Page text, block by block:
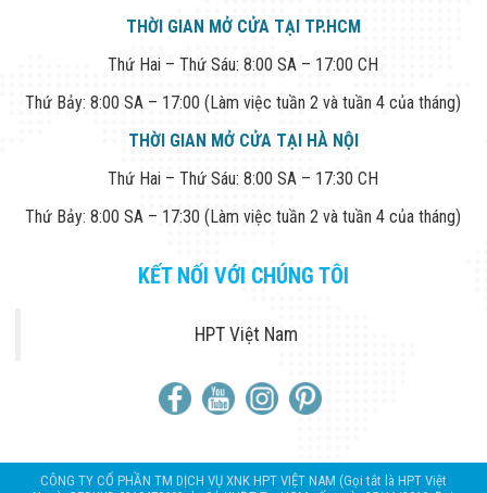
THỜI GIAN MỞ CỬA TẠI TP.HCM
Thứ Hai – Thứ Sáu: 8:00 SA – 17:00 CH
Thứ Bảy: 8:00 SA – 17:00 (Làm việc tuần 2 và tuần 4 của tháng)
THỜI GIAN MỞ CỬA TẠI HÀ NỘI
Thứ Hai – Thứ Sáu: 8:00 SA – 17:30 CH
Thứ Bảy: 8:00 SA – 17:30 (Làm việc tuần 2 và tuần 4 của tháng)
KẾT NỐI VỚI CHÚNG TÔI
HPT Việt Nam
CÔNG TY CỔ PHẦN TM DỊCH VỤ XNK HPT VIỆT NAM (Gọi tắt là HPT Việt